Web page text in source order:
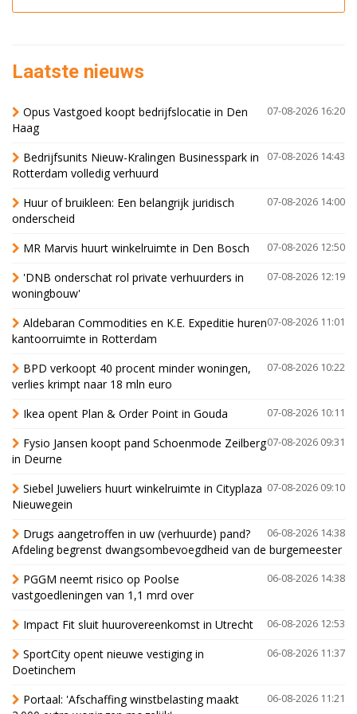
Laatste nieuws
07-08-2026 16:20
Opus Vastgoed koopt bedrijfslocatie in Den
Haag
07-08-2026 14:43
Bedrijfsunits Nieuw-Kralingen Businesspark in
Rotterdam volledig verhuurd
07-08-2026 14:00
Huur of bruikleen: Een belangrijk juridisch
onderscheid
07-08-2026 12:50
MR Marvis huurt winkelruimte in Den Bosch
07-08-2026 12:19
'DNB onderschat rol private verhuurders in
woningbouw'
07-08-2026 11:01
Aldebaran Commodities en K.E. Expeditie huren
kantoorruimte in Rotterdam
07-08-2026 10:22
BPD verkoopt 40 procent minder woningen,
verlies krimpt naar 18 mln euro
07-08-2026 10:11
Ikea opent Plan & Order Point in Gouda
07-08-2026 09:31
Fysio Jansen koopt pand Schoenmode Zeilberg
in Deurne
07-08-2026 09:10
Siebel Juweliers huurt winkelruimte in Cityplaza
Nieuwegein
06-08-2026 14:38
Drugs aangetroffen in uw (verhuurde) pand?
Afdeling begrenst dwangsombevoegdheid van de burgemeester
06-08-2026 14:38
PGGM neemt risico op Poolse
vastgoedleningen van 1,1 mrd over
06-08-2026 12:53
Impact Fit sluit huurovereenkomst in Utrecht
06-08-2026 11:37
SportCity opent nieuwe vestiging in
Doetinchem
06-08-2026 11:21
Portaal: 'Afschaffing winstbelasting maakt